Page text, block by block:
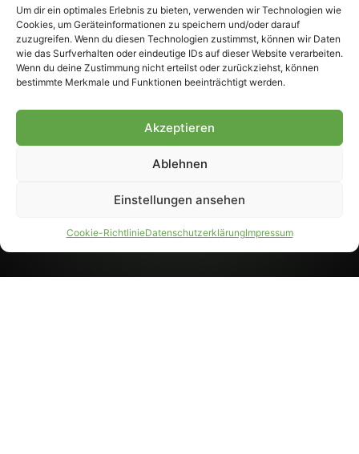
Um dir ein optimales Erlebnis zu bieten, verwenden wir Technologien wie
Cookies, um Geräteinformationen zu speichern und/oder darauf
zuzugreifen. Wenn du diesen Technologien zustimmst, können wir Daten
wie das Surfverhalten oder eindeutige IDs auf dieser Website verarbeiten.
Wenn du deine Zustimmung nicht erteilst oder zurückziehst, können
bestimmte Merkmale und Funktionen beeinträchtigt werden.
Akzeptieren
Ablehnen
Einstellungen ansehen
Cookie-RichtlinieDatenschutzerklärungImpressum
– Alle rechte vorbehalten.
Fohlen-Hautnah.de ist ein
offiziell eingetragenes Magazin
bei der Deutschen
Nationalbibliothek (ISSN 1868-
Weiterverarbeitung, auch
Genehmigung.
PARTNER WERDEN
AGB